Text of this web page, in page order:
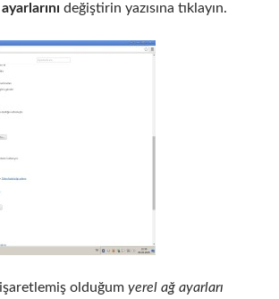
değiştirin yazısına tıklayın.
olduğum yerel ağ ayarları